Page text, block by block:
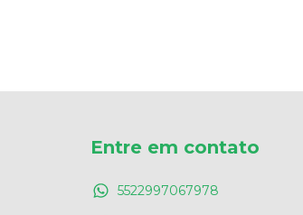
Entre em contato
5522997067978